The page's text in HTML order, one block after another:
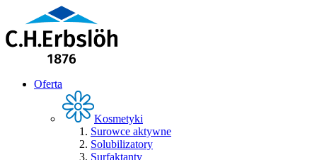
Oferta
Kosmetyki
Surowce aktywne
Solubilizatory
Surfaktanty